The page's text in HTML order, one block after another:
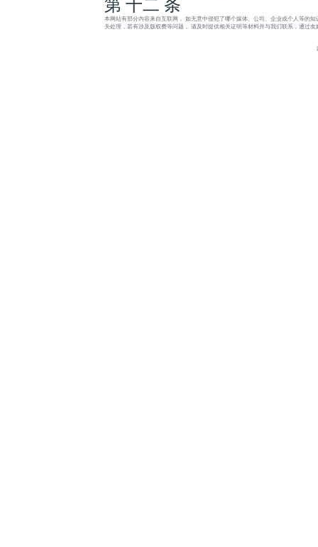
第 十二 条
本网站有部分内容来自互联网， 如无意中侵犯了哪个媒体、公司、企业或个人等的
关处理，若有涉及版权费等问题， 请及时提供相关证明等材料并与我们联系，通过